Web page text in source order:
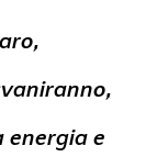
energia e